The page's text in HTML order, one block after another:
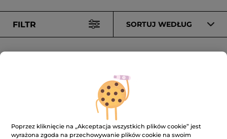
FILTR SORTUJ WEDŁUG
Poprzez kliknięcie na „Akceptacja wszystkich plików cookie” jest
wyrażona zgoda na przechowywanie plików cookie na swoim